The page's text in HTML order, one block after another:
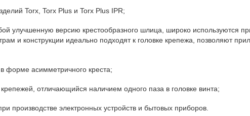
Torx, Torx Plus и Torx Plus IPR;
улучшенную версию крестообразного шлица, широко используются
и конструкции идеально подходят к головке крепежа, позволяют
форме асимметричного креста;
отличающийся наличием одного паза в головке винта;
производстве электронных устройств и бытовых приборов.